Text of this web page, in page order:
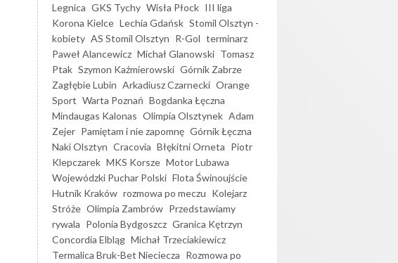
Legnica GKS Tychy Wisła Płock III liga
Korona Kielce Lechia Gdańsk Stomil Olsztyn -
kobiety AS Stomil Olsztyn R-Gol terminarz
Paweł Alancewicz Michał Glanowski Tomasz
Ptak Szymon Kaźmierowski Górnik Zabrze
Zagłębie Lubin Arkadiusz Czarnecki Orange
Sport Warta Poznań Bogdanka Łęczna
Mindaugas Kalonas Olimpia Olsztynek Adam
Zejer Pamiętam i nie zapomnę Górnik Łęczna
Naki Olsztyn Cracovia Błękitni Orneta Piotr
Klepczarek MKS Korsze Motor Lubawa
Wojewódzki Puchar Polski Flota Świnoujście
Hutnik Kraków rozmowa po meczu Kolejarz
Stróże Olimpia Zambrów Przedstawiamy
rywala Polonia Bydgoszcz Granica Kętrzyn
Concordia Elbląg Michał Trzeciakiewicz
Termalica Bruk-Bet Nieciecza Rozmowa po